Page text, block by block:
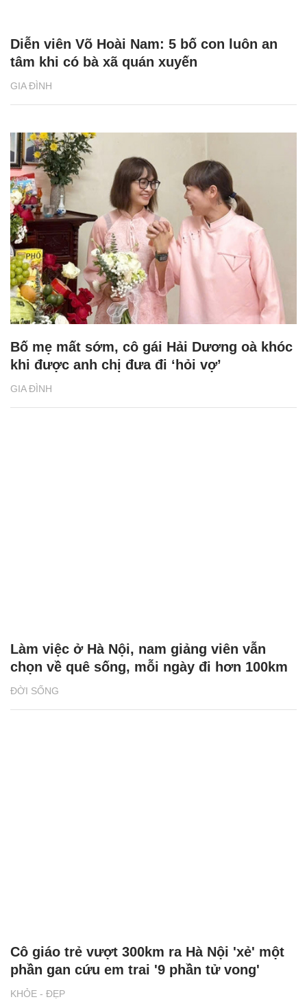
GIA ĐÌNH
Diễn viên Võ Hoài Nam: 5 bố con luôn an
tâm khi có bà xã quán xuyến
GIA ĐÌNH
Bố mẹ mất sớm, cô gái Hải Dương oà khóc
khi được anh chị đưa đi ‘hỏi vợ’
ĐỜI SỐNG
Làm việc ở Hà Nội, nam giảng viên vẫn
chọn về quê sống, mỗi ngày đi hơn 100km
KHỎE - ĐẸP
Cô giáo trẻ vượt 300km ra Hà Nội 'xẻ' một
phần gan cứu em trai '9 phần tử vong'